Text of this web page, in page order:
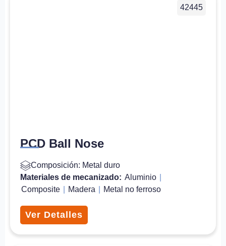
42445
PCD Ball Nose
Composición: Metal duro
Materiales de mecanizado: Aluminio
Composite
Madera Metal no ferroso
Ver Detalles